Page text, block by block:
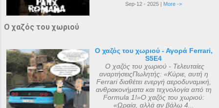
Sep-12 - 2025 | More ->
Ο χαζός του χωριού
Ο χαζός του χωριού - Αγορά Ferrari,
S5E4
Ο χαζός του χωριού - Τελευταίες
αναρτήσειςΠωλητής: «Κύριε, αυτή η
Ferrari διαθέτει ενεργή αεροδυναμική,
ανθρακονήματα και τεχνολογία από τη
Formula 1!»Ο χαζός του χωριού:
«Ωραία, αλλά αν βάλω 4...